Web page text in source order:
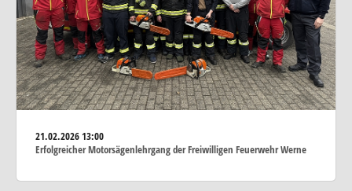
21.02.202613:00
Erfolgreicher Motorsägenlehrgang der Freiwilligen Feuerwehr Werne